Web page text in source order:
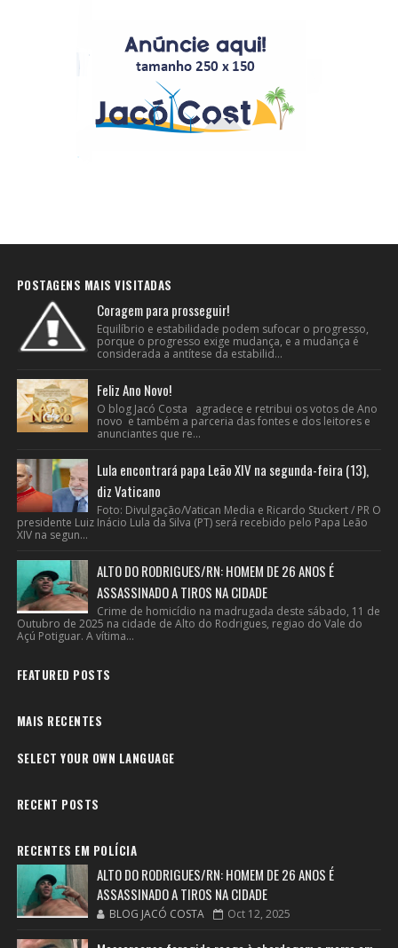
POSTAGENS MAIS VISITADAS
Coragem para prosseguir!
Equilíbrio e estabilidade podem sufocar o progresso,
porque o progresso exige mudança, e a mudança é
considerada a antítese da estabilid...
Feliz Ano Novo!
O blog Jacó Costa agradece e retribui os votos de Ano
novo e também a parceria das fontes e dos leitores e
anunciantes que re...
Lula encontrará papa Leão XIV na segunda-feira (13),
diz Vaticano
Foto: Divulgação/Vatican Media e Ricardo Stuckert / PR O
presidente Luiz Inácio Lula da Silva (PT) será recebido pelo Papa Leão
XIV na segun...
ALTO DO RODRIGUES/RN: HOMEM DE 26 ANOS É
ASSASSINADO A TIROS NA CIDADE
Crime de homicídio na madrugada deste sábado, 11 de
Outubro de 2025 na cidade de Alto do Rodrigues, regiao do Vale do
Açú Potiguar. A vítima...
FEATURED POSTS
MAIS RECENTES
SELECT YOUR OWN LANGUAGE
RECENT POSTS
RECENTES EM POLÍCIA
ALTO DO RODRIGUES/RN: HOMEM DE 26 ANOS É
ASSASSINADO A TIROS NA CIDADE
BLOG JACÓ COSTA Oct 12, 2025